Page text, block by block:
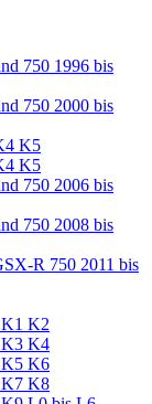
750 1996 bis
750 2000 bis
K5
K5
750 2006 bis
750 2008 bis
R 750 2011 bis
K1 K2
K3 K4
K5 K6
K7 K8